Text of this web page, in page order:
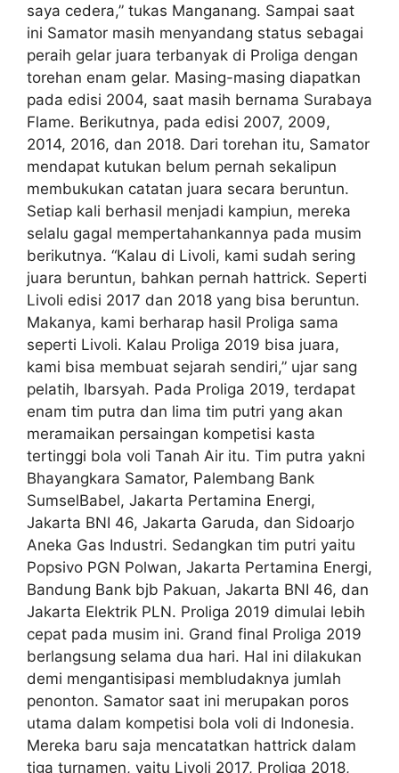
saya cedera,” tukas Manganang. Sampai saat
ini Samator masih menyandang status sebagai
peraih gelar juara terbanyak di Proliga dengan
torehan enam gelar. Masing-masing diapatkan
pada edisi 2004, saat masih bernama Surabaya
Flame. Berikutnya, pada edisi 2007, 2009,
2014, 2016, dan 2018. Dari torehan itu, Samator
mendapat kutukan belum pernah sekalipun
membukukan catatan juara secara beruntun.
Setiap kali berhasil menjadi kampiun, mereka
selalu gagal mempertahankannya pada musim
berikutnya. “Kalau di Livoli, kami sudah sering
juara beruntun, bahkan pernah hattrick. Seperti
Livoli edisi 2017 dan 2018 yang bisa beruntun.
Makanya, kami berharap hasil Proliga sama
seperti Livoli. Kalau Proliga 2019 bisa juara,
kami bisa membuat sejarah sendiri,” ujar sang
pelatih, Ibarsyah. Pada Proliga 2019, terdapat
enam tim putra dan lima tim putri yang akan
meramaikan persaingan kompetisi kasta
tertinggi bola voli Tanah Air itu. Tim putra yakni
Bhayangkara Samator, Palembang Bank
SumselBabel, Jakarta Pertamina Energi,
Jakarta BNI 46, Jakarta Garuda, dan Sidoarjo
Aneka Gas Industri. Sedangkan tim putri yaitu
Popsivo PGN Polwan, Jakarta Pertamina Energi,
Bandung Bank bjb Pakuan, Jakarta BNI 46, dan
Jakarta Elektrik PLN. Proliga 2019 dimulai lebih
cepat pada musim ini. Grand final Proliga 2019
berlangsung selama dua hari. Hal ini dilakukan
demi mengantisipasi membludaknya jumlah
penonton. Samator saat ini merupakan poros
utama dalam kompetisi bola voli di Indonesia.
Mereka baru saja mencatatkan hattrick dalam
tiga turnamen, yaitu Livoli 2017, Proliga 2018,